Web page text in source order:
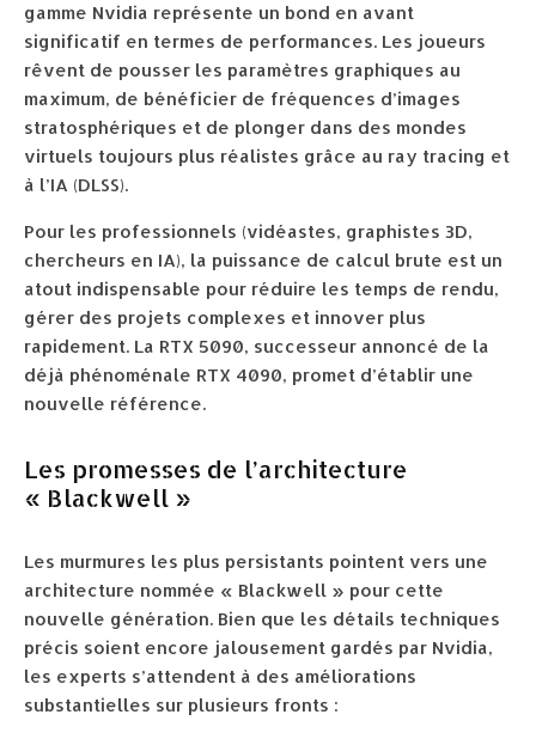
gamme Nvidia représente un bond en avant
significatif en termes de performances. Les joueurs
rêvent de pousser les paramètres graphiques au
maximum, de bénéficier de fréquences d’images
stratosphériques et de plonger dans des mondes
virtuels toujours plus réalistes grâce au ray tracing et
à l’IA (DLSS).
Pour les professionnels (vidéastes, graphistes 3D,
chercheurs en IA), la puissance de calcul brute est un
atout indispensable pour réduire les temps de rendu,
gérer des projets complexes et innover plus
rapidement. La RTX 5090, successeur annoncé de la
déjà phénoménale RTX 4090, promet d’établir une
nouvelle référence.
Les promesses de l’architecture
« Blackwell »
Les murmures les plus persistants pointent vers une
architecture nommée « Blackwell » pour cette
nouvelle génération. Bien que les détails techniques
précis soient encore jalousement gardés par Nvidia,
les experts s’attendent à des améliorations
substantielles sur plusieurs fronts :